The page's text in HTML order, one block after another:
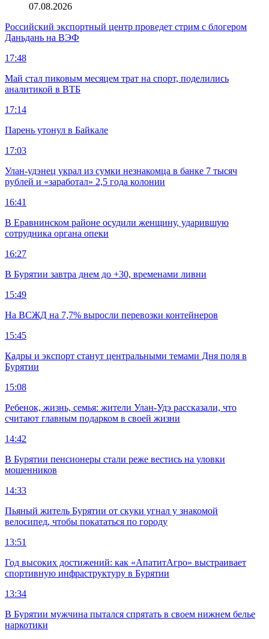
07.08.2026
Российский экспортный центр проведет стрим с блогером
Даньдань на ВЭФ
17:48
Май стал пиковым месяцем трат на спорт, поделились
аналитикой в ВТБ
17:14
Парень утонул в Байкале
17:03
Улан-удэнец украл из сумки незнакомца в банке 7 тысяч
рублей и «заработал» 2,5 года колонии
16:41
В Еравнинском районе осудили женщину, ударившую
сотрудника органа опеки
16:27
В Бурятии завтра днем до +30, временами ливни
15:49
На ВСЖД на 7,7% выросли перевозки контейнеров
15:45
Кадры и экспорт станут центральными темами Дня поля в
Бурятии
15:08
Ребенок, жизнь, семья: жители Улан-Удэ рассказали, что
считают главным подарком в своей жизни
14:42
В Бурятии пенсионеры стали реже вестись на уловки
мошенников
14:33
Пьяный житель Бурятии от скуки угнал у знакомой
велосипед, чтобы покататься по городу
13:51
Год высоких достижений: как «АпатитАгро» выстраивает
спортивную инфраструктуру в Бурятии
13:34
В Бурятии мужчина пытался спрятать в своем нижнем белье
наркотики